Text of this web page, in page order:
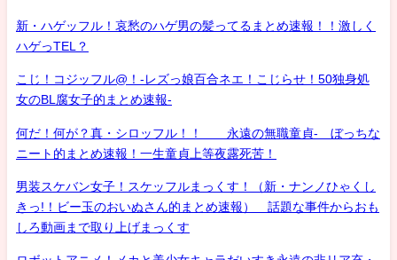
新・ハゲッフル！哀愁のハゲ男の髪ってるまとめ速報！！激しく
ハゲっTEL？
こじ！コジッフル@！-レズっ娘百合ネエ！こじらせ！50独身処
女のBL腐女子的まとめ速報-
何だ！何が？真・シロッフル！！ 永遠の無職童貞- ぼっちな
ニート的まとめ速報！一生童貞上等夜露死苦！
男装スケバン女子！スケッフルまっくす！（新・ナンノひゃくし
きっ!！ビー玉のおいぬさん的まとめ速報） 話題な事件からおも
しろ動画まで取り上げまっくす